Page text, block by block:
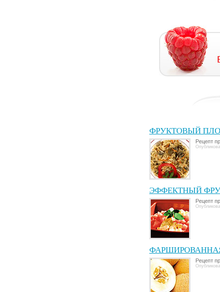
ФРУКТОВЫЙ
Рецепт
ЭФФЕКТНЫЙ
Рецепт
Рецепт